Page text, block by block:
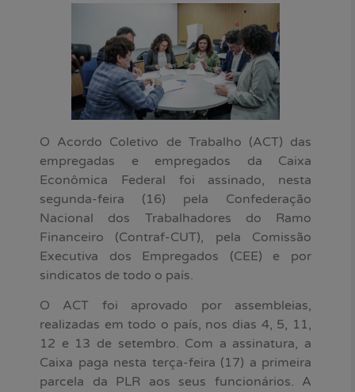
O Acordo Coletivo de Trabalho (ACT) das
empregadas e empregados da Caixa
Econômica Federal foi assinado, nesta
segunda-feira (16) pela Confederação
Nacional dos Trabalhadores do Ramo
Financeiro (Contraf-CUT), pela Comissão
Executiva dos Empregados (CEE) e por
sindicatos de todo o país.
O ACT foi aprovado por assembleias,
realizadas em todo o país, nos dias 4, 5, 11,
12 e 13 de setembro. Com a assinatura, a
Caixa paga nesta terça-feira (17) a primeira
parcela da PLR aos seus funcionários. A